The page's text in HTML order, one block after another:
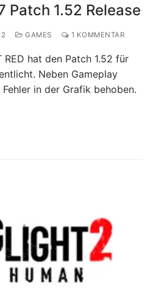
Patch 1.52 Release
GAMES 1 KOMMENTAR
RED hat den Patch 1.52 für
Neben Gameplay
in der Grafik behoben.